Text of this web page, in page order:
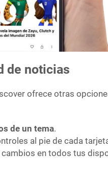
de noticias
ofrece otras
de un tema.
al pie de cada
en todos tus